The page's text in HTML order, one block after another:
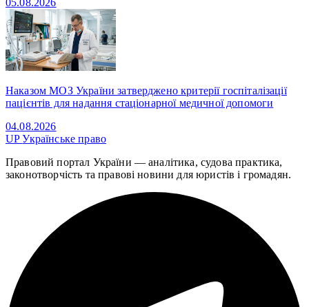
Наказом МОЗ України затверджено критерії госпіталізації
пацієнтів для надання стаціонарної медичної допомоги
04.08.2026
UPУкраїнське право
Правовий портал України — аналітика, судова практика,
законотворчість та правові новини для юристів і громадян.